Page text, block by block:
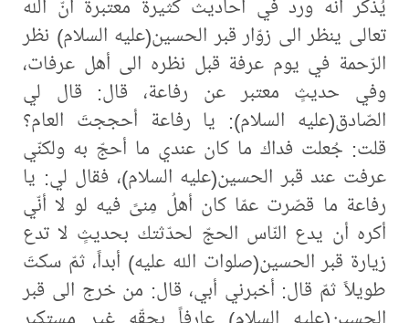
يُذكر أنّه ورد في أحاديث كثيرة معتبرة أنّ الله
تعالى ينظر الى زوّار قبر الحسين(عليه السلام) نظر
الرّحمة في يوم عرفة قبل نظره الى أهل عرفات،
وفي حديثٍ معتبر عن رفاعة، قال: قال لي
الصّادق(عليه السلام): يا رفاعة أحججتَ العام؟
قلت: جُعلت فداك ما كان عندي ما أحجّ به ولكنّي
عرفت عند قبر الحسين(عليه السلام)، فقال لي: يا
رفاعة ما قصّرت عمّا كان أهلُ مِنىً فيه لو لا أنّي
أكره أن يدع النّاس الحجّ لحدّثتك بحديثٍ لا تدع
زيارة قبر الحسين(صلوات الله عليه) أبداً، ثمّ سكتَ
طويلاً ثمّ قال: أخبرني أبي، قال: من خرج الى قبر